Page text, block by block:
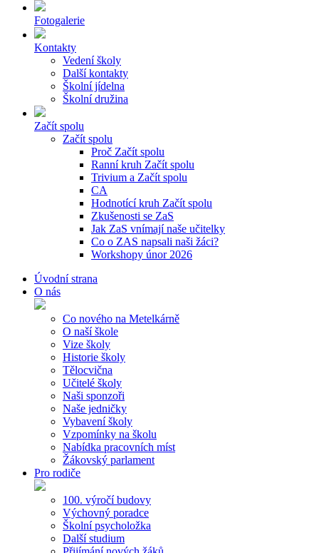
Fotogalerie
Kontakty
Vedení školy
Další kontakty
Školní jídelna
Školní družina
Začít spolu
Začít spolu
Proč Začít spolu
Ranní kruh Začít spolu
Trivium a Začít spolu
CA
Hodnotící kruh Začít spolu
Zkušenosti se ZaS
Jak ZaS vnímají naše učitelky
Co o ZAS napsali naši žáci?
Workshopy únor 2026
Úvodní strana
O nás
Co nového na Metelkárně
O naší škole
Vize školy
Historie školy
Tělocvična
Učitelé školy
Naši sponzoři
Naše jedničky
Vybavení školy
Vzpomínky na školu
Nabídka pracovních míst
Žákovský parlament
Pro rodiče
100. výročí budovy
Výchovný poradce
Školní psycholožka
Další studium